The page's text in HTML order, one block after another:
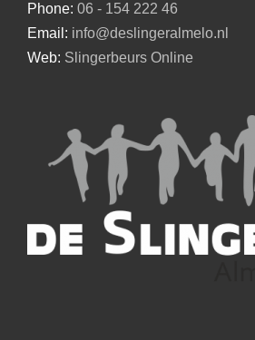
Phone: 06 - 154 222 46
Email: info@deslingeralmelo.nl
Web: Slingerbeurs Online